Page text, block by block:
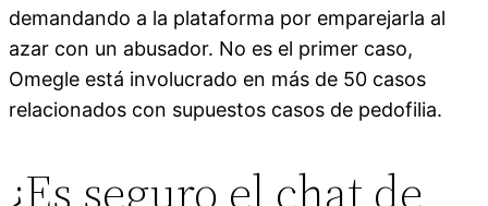
demandando a la plataforma por emparejarla al
azar con un abusador. No es el primer caso,
Omegle está involucrado en más de 50 casos
relacionados con supuestos casos de pedofilia.
¿Es seguro el chat de